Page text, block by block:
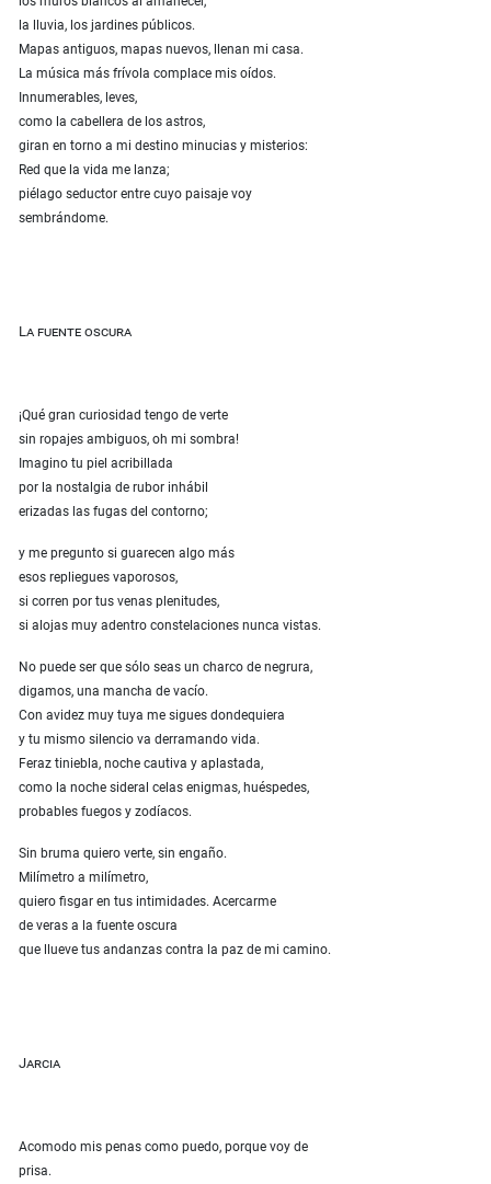
la lluvia, los jardines públicos.
Mapas antiguos, mapas nuevos, llenan mi casa.
La música más frívola complace mis oídos.
Innumerables, leves,
como la cabellera de los astros,
giran en torno a mi destino minucias y misterios:
Red que la vida me lanza;
piélago seductor entre cuyo paisaje voy
sembrándome.
La fuente oscura
¡Qué gran curiosidad tengo de verte
sin ropajes ambiguos, oh mi sombra!
Imagino tu piel acribillada
por la nostalgia de rubor inhábil
erizadas las fugas del contorno;
y me pregunto si guarecen algo más
esos repliegues vaporosos,
si corren por tus venas plenitudes,
si alojas muy adentro constelaciones nunca vistas.
No puede ser que sólo seas un charco de negrura,
digamos, una mancha de vacío.
Con avidez muy tuya me sigues dondequiera
y tu mismo silencio va derramando vida.
Feraz tiniebla, noche cautiva y aplastada,
como la noche sideral celas enigmas, huéspedes,
probables fuegos y zodíacos.
Sin bruma quiero verte, sin engaño.
Milímetro a milímetro,
quiero fisgar en tus intimidades. Acercarme
de veras a la fuente oscura
que llueve tus andanzas contra la paz de mi camino.
Jarcia
Acomodo mis penas como puedo, porque voy de
prisa.